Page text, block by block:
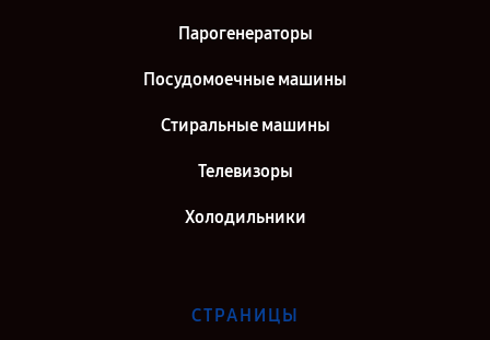
Парогенераторы
Посудомоечные машины
Стиральные машины
Телевизоры
Холодильники
СТРАНИЦЫ